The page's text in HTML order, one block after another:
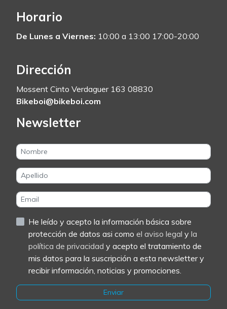
Horario
De Lunes a Viernes: 10:00 a 13:00 17:00-20:00
Dirección
Mossent Cinto Verdaguer 163 08830
Bikeboi@bikeboi.com
Newsletter
He leído y acepto la información básica sobre
protección de datos asi como el aviso legal y la
política de privacidad y acepto el tratamiento de
mis datos para la suscripción a esta newsletter y
recibir información, noticias y promociones.
Enviar